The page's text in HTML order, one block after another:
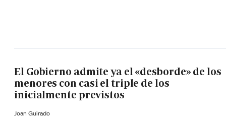
El Gobierno admite ya el «desborde» de los
menores con casi el triple de los
inicialmente previstos
Joan Guirado